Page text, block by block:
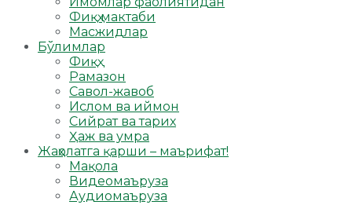
Фиқҳ мактаби
Масжидлар
Бўлимлар
Фиқҳ
Рамазон
Савол-жавоб
Ислом ва иймон
Сийрат ва тарих
Ҳаж ва умра
Жаҳолатга қарши – маърифат!
Мақола
Видеомаъруза
Аудиомаъруза